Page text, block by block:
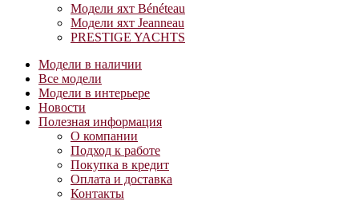
Модели яхт Bénéteau
Модели яхт Jeanneau
PRESTIGE YACHTS
Модели в наличии
Все модели
Модели в интерьере
Новости
Полезная информация
О компании
Подход к работе
Покупка в кредит
Оплата и доставка
Контакты